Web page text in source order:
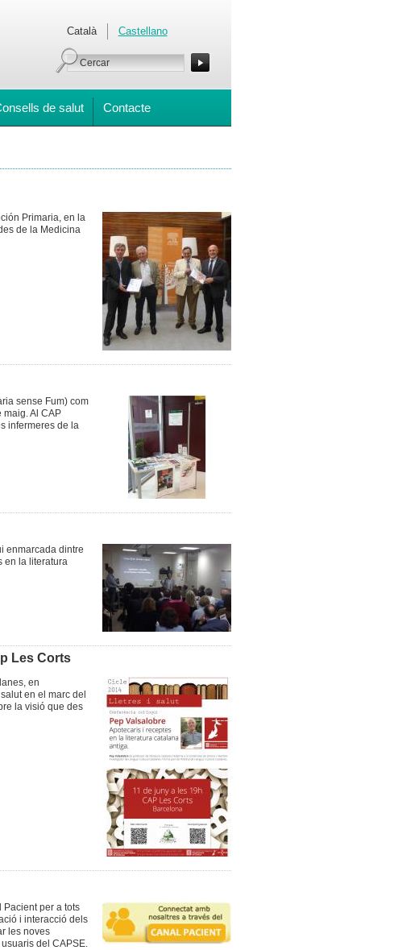
Català Castellano
de salut Contacte
Primaria, en la
de la Medicina
sense Fum) com
maig. Al CAP
infermeres de la
enmarcada dintre
en la literatura
Les Corts
en
en el marc del
la visió que des
Pacient per a tots
i interacció dels
les noves
del CAPSE.